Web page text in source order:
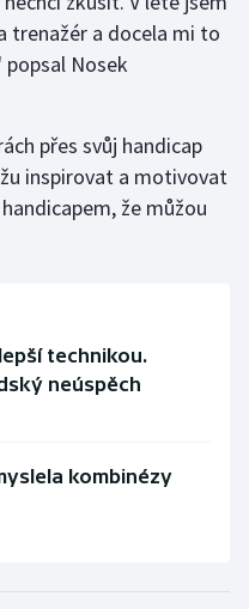
trenažér a docela mi to
Nosek
přes svůj handicap
inspirovat a motivovat
že můžou
technikou.
neúspěch
kombinézy